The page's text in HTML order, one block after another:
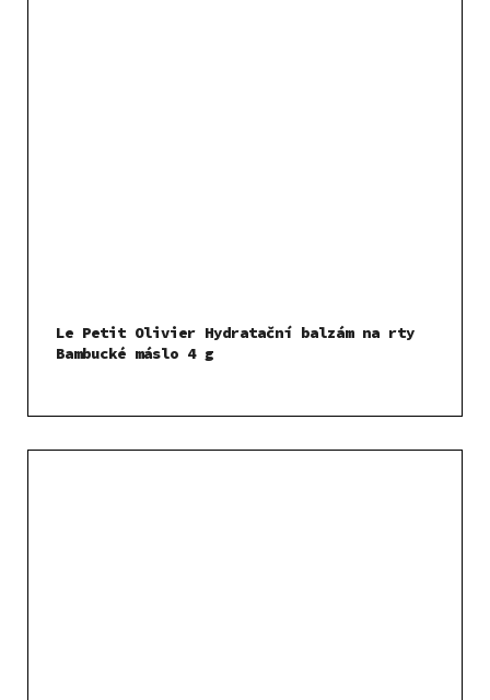
Le Petit Olivier Hydratační balzám na rty
Bambucké máslo 4 g